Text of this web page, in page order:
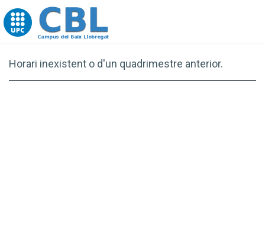
Go to upc.edu
Horari inexistent o d'un quadrimestre anterior.